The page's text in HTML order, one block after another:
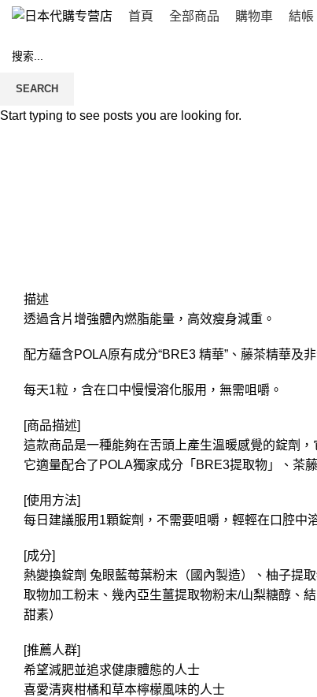
首頁 全部商品 購物車 結帳
Click to enlarge
描述
透過含片增強體內燃脂能量，高效瘦身減重。
配方蘊含POLA原有成分“BRE3 精華”、藤茶精華及
每天1粒，含在口中慢慢溶化服用，無需咀嚼。
[商品描述]
這款商品是一種能夠在舌頭上產生溫暖感覺的錠劑
它適量配合了POLA獨家成分「BRE3提取物」、茶
[使用方法]
每日建議服用1顆錠劑，不需要咀嚼，輕輕在口腔中
[成分]
熱變換錠劑 兔眼藍莓葉粉末（國內製造）、柚子提
取物加工粉末、幾內亞生薑提取物粉末/山梨糖醇、
甜素）
[推薦人群]
希望減肥並追求健康體態的人士
喜愛清爽柑橘和草本檸檬風味的人士
SEARCH
Start typing to see posts you are looking for.